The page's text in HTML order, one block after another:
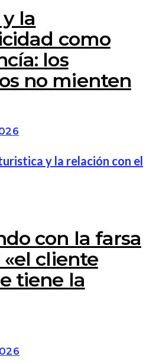
la
como
los
no mienten
con la farsa
cliente
tiene la